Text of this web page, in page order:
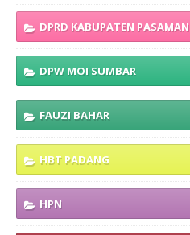
DPRD KABUPATEN PASAMAN
DPW MOI SUMBAR
FAUZI BAHAR
HBT PADANG
HPN